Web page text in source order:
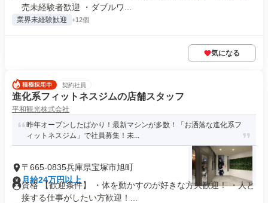
売未経験者歓迎 ・ダブルワ...
業界未経験歓迎 +12個
気になる
契約社員
進化系フィットネスジムの店舗スタッフ
平和観光株式会社
昨年オープンしたばかり！最新マシンが多数！「お洒落な進化系フ
ィットネスジム」で社員募集！未...
〒665-0835兵庫県宝塚市旭町
月給24万円以上
資格 【歓迎条件】 ・体を動かすのが好きな方大歓迎！ ・人と
接する仕事がしたい方歓迎！...